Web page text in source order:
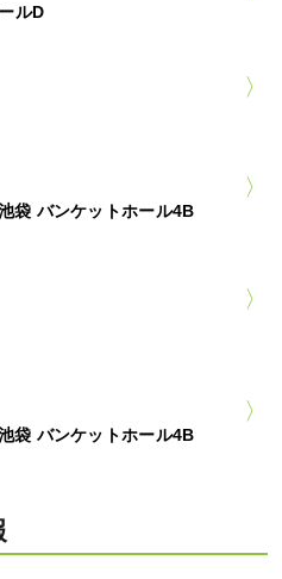
ルD
袋 バンケットホール4B
袋 バンケットホール4B